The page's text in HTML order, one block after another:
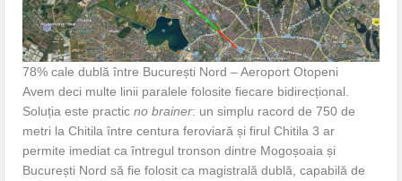
78% cale dublă între București Nord – Aeroport Otopeni
Avem deci multe linii paralele folosite fiecare bidirecțional.
Soluția este practicno brainer: un simplu racord de 750 de
metri la Chitila între centura feroviară și firul Chitila 3 ar
permite imediat ca întregul tronson dintre Mogoșoaia și
București Nord să fie folosit ca magistrală dublă, capabilă de